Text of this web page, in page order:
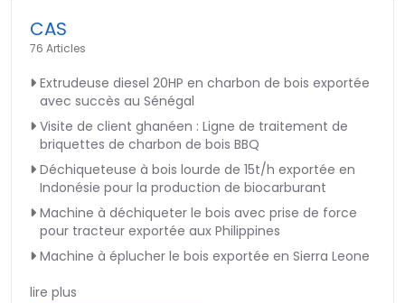
CAS
76 Articles
Extrudeuse diesel 20HP en charbon de bois exportée
avec succès au Sénégal
Visite de client ghanéen : Ligne de traitement de
briquettes de charbon de bois BBQ
Déchiqueteuse à bois lourde de 15t/h exportée en
Indonésie pour la production de biocarburant
Machine à déchiqueter le bois avec prise de force
pour tracteur exportée aux Philippines
Machine à éplucher le bois exportée en Sierra Leone
lire plus